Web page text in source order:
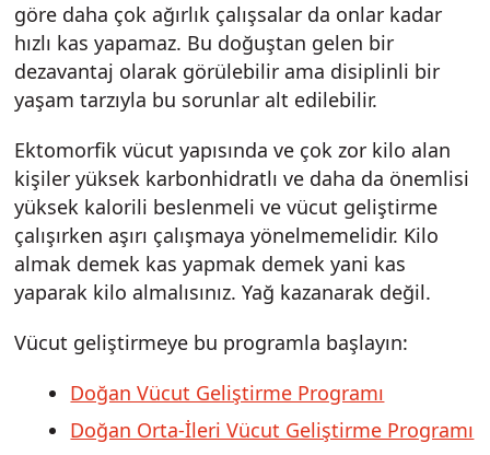
göre daha çok ağırlık çalışsalar da onlar kadar
hızlı kas yapamaz. Bu doğuştan gelen bir
dezavantaj olarak görülebilir ama disiplinli bir
yaşam tarzıyla bu sorunlar alt edilebilir.
Ektomorfik vücut yapısında ve çok zor kilo alan
kişiler yüksek karbonhidratlı ve daha da önemlisi
yüksek kalorili beslenmeli ve vücut geliştirme
çalışırken aşırı çalışmaya yönelmemelidir. Kilo
almak demek kas yapmak demek yani kas
yaparak kilo almalısınız. Yağ kazanarak değil.
Vücut geliştirmeye bu programla başlayın:
Doğan Vücut Geliştirme Programı
Doğan Orta-İleri Vücut Geliştirme Programı